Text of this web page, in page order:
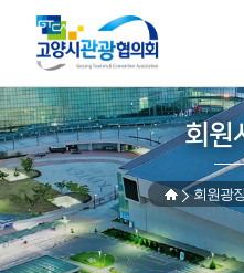
회원
회원광